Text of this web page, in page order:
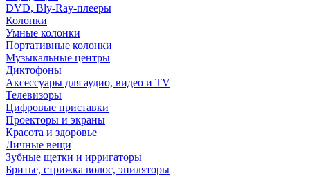
DVD, Bly-Ray-плееры
Колонки
Умные колонки
Портативные колонки
Музыкальные центры
Диктофоны
Аксессуары для аудио, видео и TV
Телевизоры
Цифровые приставки
Проекторы и экраны
Красота и здоровье
Личные вещи
Зубные щетки и ирригаторы
Бритье, стрижка волос, эпиляторы